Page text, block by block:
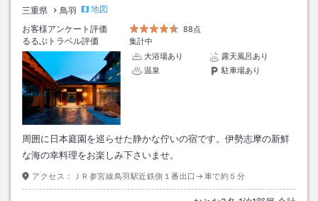
三重県 鳥羽
地図
お客様アンケート評価
88点
るるぶトラベル評価
集計中
大浴場あり
露天風呂あり
温泉
駐車場あり
周囲に日本庭園を巡らせた静かな佇いの宿です。伊勢志摩の新鮮
な海の幸料理をお楽しみ下さいませ。
アクセス： ＪＲ参宮線鳥羽駅近鉄側１番出口→車で約５分